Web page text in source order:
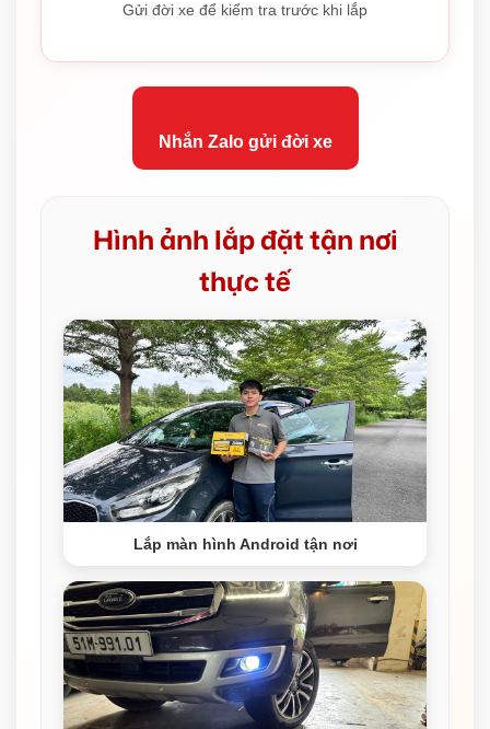
Gửi đời xe để kiểm tra trước khi lắp
Nhắn Zalo gửi đời xe
Hình ảnh lắp đặt tận nơi
thực tế
Lắp màn hình Android tận nơi